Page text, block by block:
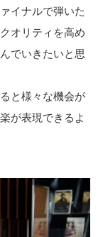
イナルで弾いた
オリティを高め
でいきたいと思
と様々な機会が
が表現できるよ